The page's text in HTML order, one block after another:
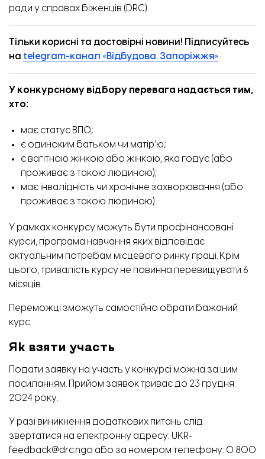
ради у справах біженців (DRC).
Тільки корисні та достовірні новини! Підписуйтесь
на telegram-канал «Відбудова. Запоріжжя»
У конкурсному відбору перевага надається тим,
хто:
має статус ВПО;
є одиноким батьком чи матір’ю;
є вагітною жінкою або жінкою, яка годує (або
проживає з такою людиною);
має інвалідність чи хронічне захворювання (або
проживає з такою людиною).
У рамках конкурсу можуть бути профінансовані
курси, програма навчання яких відповідає
актуальним потребам місцевого ринку праці. Крім
цього, тривалість курсу не повинна перевищувати 6
місяців.
Переможці зможуть самостійно обрати бажаний
курс.
Як взяти участь
Подати заявку на участь у конкурсі можна за цим
посиланням. Прийом заявок триває до 23 грудня
2024 року.
У разі виникнення додаткових питань слід
звертатися на електронну адресу: UKR-
feedback@drc.ngo або за номером телефону: 0 800